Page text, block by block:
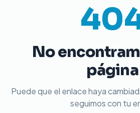
No
página
Puede que el enlace haya
seguimos con tu